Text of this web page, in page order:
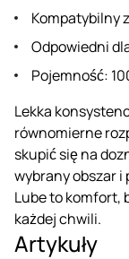
Kompatybilny
Odpowiedni
Pojemność:
Lekka
równomierne
skupić się na
wybrany obszar i
Lube to komfort,
każdej chwili.
Artykuły